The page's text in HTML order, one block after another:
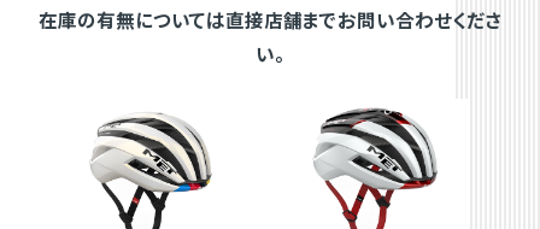
在庫の有無については直接店舗までお問い合わせくださ
い。